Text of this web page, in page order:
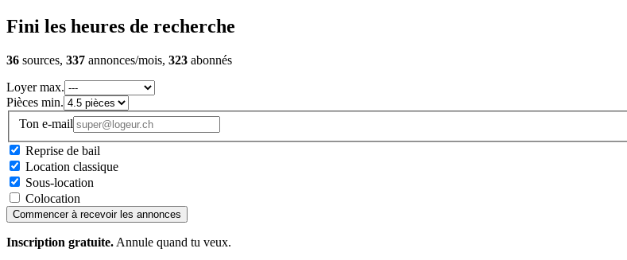
Fini les heures de recherche
36 sources, 337 annonces/mois, 323 abonnés
Loyer max.
Pièces min.
Ton e-mail
Reprise de bail
Location classique
Sous-location
Colocation
Commencer à recevoir les annonces
Inscription gratuite. Annule quand tu veux.